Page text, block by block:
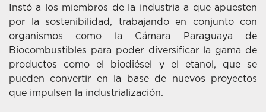
Instó a los miembros de la industria a que apuesten
por la sostenibilidad, trabajando en conjunto con
organismos como la Cámara Paraguaya de
Biocombustibles para poder diversificar la gama de
productos como el biodiésel y el etanol, que se
pueden convertir en la base de nuevos proyectos
que impulsen la industrialización.